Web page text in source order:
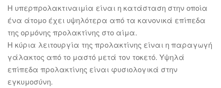
Η υπερπρολακτιναιμία είναι η κατάσταση στην οποία
ένα άτομο έχει υψηλότερα από τα κανονικά επίπεδα
της ορμόνης προλακτίνης στο αίμα.
Η κύρια λειτουργία της προλακτίνης είναι η παραγωγή
γάλακτος από το μαστό μετά τον τοκετό. Υψηλά
επίπεδα προλακτίνης είναι φυσιολογικά στην
εγκυμοσύνη.